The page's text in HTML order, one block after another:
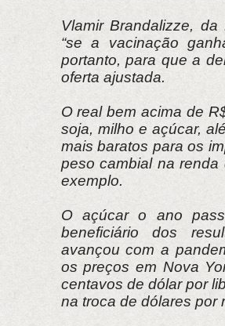
Vlamir Brandalizze,
“se a vacinação
portanto, para que a
oferta ajustada.
O real bem acima de
soja, milho e açúcar,
mais baratos para os
peso cambial na
exemplo.
O açúcar o ano
beneficiário dos
avançou com a
os preços em Nova
centavos de dólar por
na troca de dólares por